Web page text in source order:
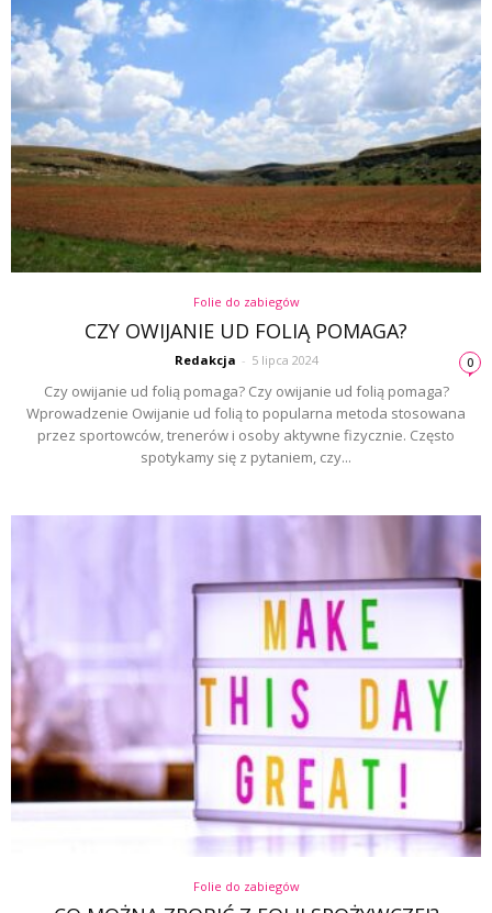
Folie do zabiegów
CZY OWIJANIE UD FOLIĄ POMAGA?
Redakcja - 5 lipca 2024 0
Czy owijanie ud folią pomaga? Czy owijanie ud folią pomaga?
Wprowadzenie Owijanie ud folią to popularna metoda stosowana
przez sportowców, trenerów i osoby aktywne fizycznie. Często
spotykamy się z pytaniem, czy...
Folie do zabiegów